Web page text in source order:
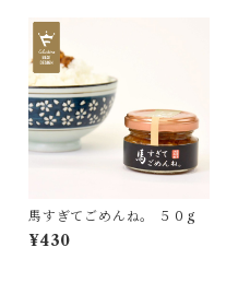
馬すぎてごめんね。 ５０g
¥430